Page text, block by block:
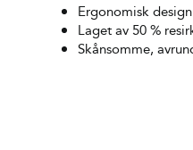
Ergonomisk
Laget av 50 %
Skånsomme,